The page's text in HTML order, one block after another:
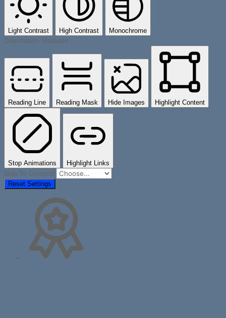
Light Contrast High Contrast Monochrome
Orientation Modules
Reading Line Reading Mask Hide Images Highlight Content
Stop Animations Highlight Links
Skip To Content
Reset Settings